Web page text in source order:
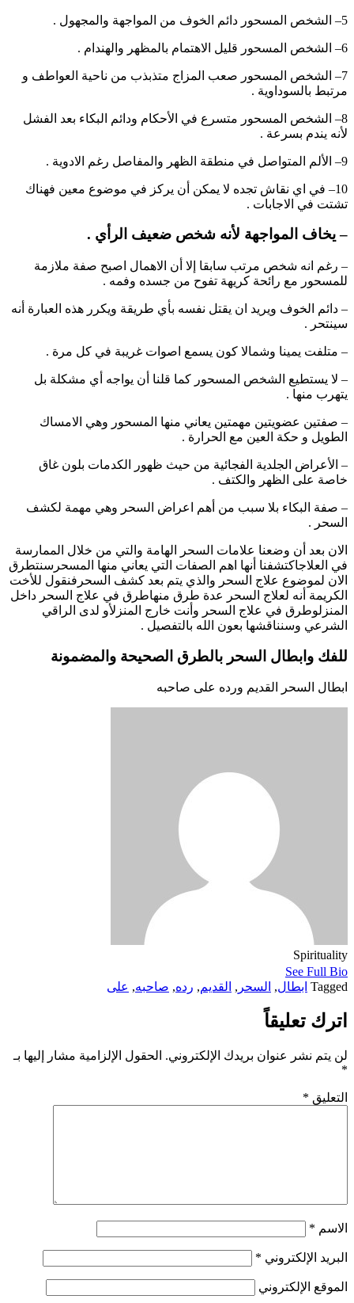
5– الشخص المسحور دائم الخوف من المواجهة والمجهول .
6– الشخص المسحور قليل الاهتمام بالمظهر والهندام .
7– الشخص المسحور صعب المزاج متذبذب من ناحية العواطف و
مرتبط بالسوداوية .
8– الشخص المسحور متسرع في الأحكام ودائم البكاء بعد الفشل
لأنه يندم بسرعة .
9– الألم المتواصل في منطقة الظهر والمفاصل رغم الادوية .
10– في اي نقاش تجده لا يمكن أن يركز في موضوع معين فهناك
تشتت في الاجابات .
– يخاف المواجهة لأنه شخص ضعيف الرأي .
– رغم انه شخص مرتب سابقا إلا أن الاهمال اصبح صفة ملازمة
للمسحور مع رائحة كريهة تفوح من جسده وفمه .
– دائم الخوف ويريد ان يقتل نفسه بأي طريقة ويكرر هذه العبارة أنه
سينتحر .
– متلفت يمينا وشمالا كون يسمع اصوات غريبة في كل مرة .
– لا يستطيع الشخص المسحور كما قلنا أن يواجه أي مشكلة بل
يتهرب منها .
– صفتين عضويتين مهمتين يعاني منها المسحور وهي الامساك
الطويل و حكة العين مع الحرارة .
– الأعراض الجلدية الفجائية من حيث ظهور الكدمات بلون غاق
خاصة على الظهر والكتف .
– صفة البكاء بلا سبب من أهم اعراض السحر وهي مهمة لكشف
السحر .
الان بعد أن وضعنا علامات السحر الهامة والتي من خلال الممارسة
في العلاجاكتشفنا أنها اهم الصفات التي يعاني منها المسحرسنتطرق
الان لموضوع علاج السحر والذي يتم بعد كشف السحرفنقول للأخت
الكريمة أنه لعلاج السحر عدة طرق منهاطرق في علاج السحر داخل
المنزلوطرق في علاج السحر وأنت خارج المنزلأو لدى الراقي
الشرعي وسنناقشها بعون الله بالتفصيل .
للفك وابطال السحر بالطرق الصحيحة والمضمونة
ابطال السحر القديم ورده على صاحبه
Spirituality
See Full Bio
Tagged ابطال, السحر , القديم, رده, صاحبه, على
اترك تعليقاً
لن يتم نشر عنوان بريدك الإلكتروني. الحقول الإلزامية مشار إليها بـ
*
التعليق *
الاسم *
البريد الإلكتروني *
الموقع الإلكتروني